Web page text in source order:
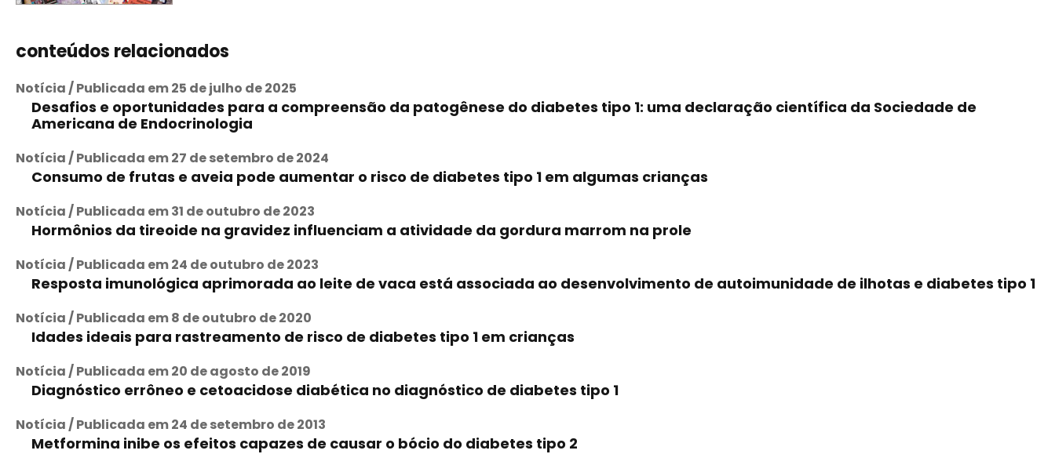
conteúdos relacionados
Notícia / Publicada em 25 de julho de 2025
Desafios e oportunidades para a compreensão da patogênese do diabetes tipo 1: uma declaração científica da Sociedade de
Americana de Endocrinologia
Notícia / Publicada em 27 de setembro de 2024
Consumo de frutas e aveia pode aumentar o risco de diabetes tipo 1 em algumas crianças
Notícia / Publicada em 31 de outubro de 2023
Hormônios da tireoide na gravidez influenciam a atividade da gordura marrom na prole
Notícia / Publicada em 24 de outubro de 2023
Resposta imunológica aprimorada ao leite de vaca está associada ao desenvolvimento de autoimunidade de ilhotas e diabetes tipo 1
Notícia / Publicada em 8 de outubro de 2020
Idades ideais para rastreamento de risco de diabetes tipo 1 em crianças
Notícia / Publicada em 20 de agosto de 2019
Diagnóstico errôneo e cetoacidose diabética no diagnóstico de diabetes tipo 1
Notícia / Publicada em 24 de setembro de 2013
Metformina inibe os efeitos capazes de causar o bócio do diabetes tipo 2